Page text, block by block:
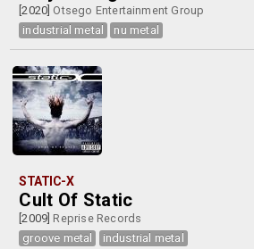
[2020] Otsego Entertainment Group
industrial metal
nu metal
STATIC-X
Cult Of Static
[2009] Reprise Records
groove metal
industrial metal